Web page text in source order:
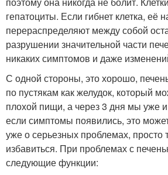
гепатоциты. Если гибнет клетка, её
перераспределяют между собой
разрушении значительной части
никаких симптомов и даже
С одной стороны, это хорошо,
по пустякам как желудок, который
плохой пищи, а через 3 дня мы уже
если симптомы появились, это
уже о серьезных проблемах, просто
избавиться. При проблемах с
следующие функции: